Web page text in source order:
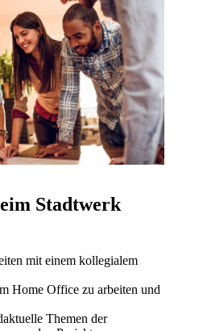
Stadtwerk
mit einem kollegialem
Home Office zu arbeiten und
Themen der